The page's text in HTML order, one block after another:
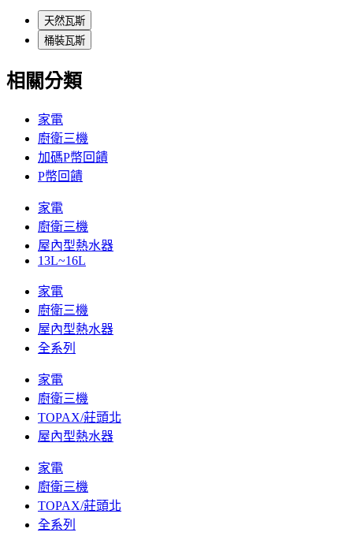
天然瓦斯
桶裝瓦斯
相關分類
家電
廚衛三機
加碼P幣回饋
P幣回饋
家電
廚衛三機
屋內型熱水器
13L~16L
家電
廚衛三機
屋內型熱水器
全系列
家電
廚衛三機
TOPAX/莊頭北
屋內型熱水器
家電
廚衛三機
TOPAX/莊頭北
全系列